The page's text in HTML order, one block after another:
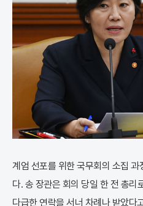
계엄 선포를 위한 국무회의 소집
다. 송 장관은 회의 당일 한 전 총리
다급한 연락을 서너 차례나 받았다